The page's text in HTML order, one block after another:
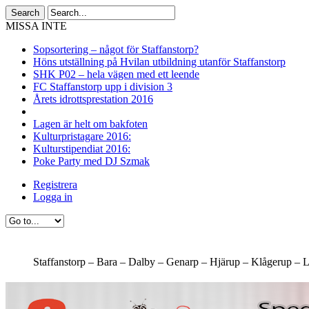
MISSA INTE
Sopsortering – något för Staffanstorp?
Höns utställning på Hvilan utbildning utanför Staffanstorp
SHK P02 – hela vägen med ett leende
FC Staffanstorp upp i division 3
Årets idrottsprestation 2016
Lagen är helt om bakfoten
Kulturpristagare 2016:
Kulturstipendiat 2016:
Poke Party med DJ Szmak
Registrera
Logga in
Staffanstorp – Bara – Dalby – Genarp – Hjärup – Klågerup –